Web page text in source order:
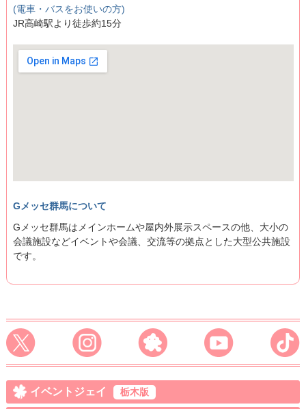
(電車・バスをお使いの方)
JR高崎駅より徒歩約15分
Gメッセ群馬について
Gメッセ群馬はメインホームや屋内外展示スペースの他、大小の
会議施設などイベントや会議、交流等の拠点とした大型公共施設
です。
イベントジェイ 栃木版